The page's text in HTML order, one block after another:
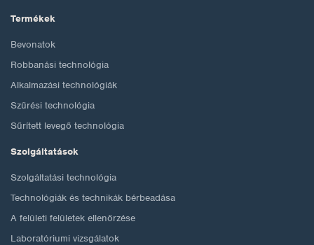
Termékek
Bevonatok
Robbanási technológia
Alkalmazási technológiák
Szűrési technológia
Sűrített levegő technológia
Szolgáltatások
Szolgáltatási technológia
Technológiák és technikák bérbeadása
A felületi felületek ellenőrzése
Laboratóriumi vizsgálatok